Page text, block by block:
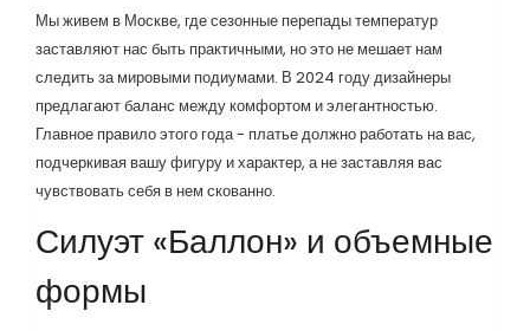
Мы живем в Москве, где сезонные перепады температур
заставляют нас быть практичными, но это не мешает нам
следить за мировыми подиумами. В 2024 году дизайнеры
предлагают баланс между комфортом и элегантностью.
Главное правило этого года - платье должно работать на вас,
подчеркивая вашу фигуру и характер, а не заставляя вас
чувствовать себя в нем скованно.
Силуэт «Баллон» и объемные
формы